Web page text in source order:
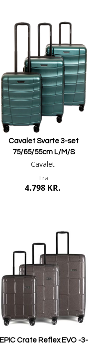
Cavalet Svarte 3-set
75/65/55cm L/M/S
Cavalet
Fra
4.798 KR.
EPIC Crate Reflex EVO -3-